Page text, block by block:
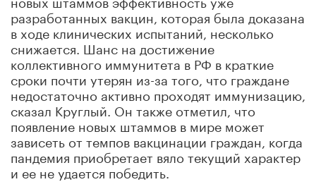
разработанных вакцин, которая была доказана
в ходе клинических испытаний, несколько
снижается. Шанс на достижение
коллективного иммунитета в РФ в краткие
сроки почти утерян из-за того, что граждане
недостаточно активно проходят иммунизацию,
сказал Круглый. Он также отметил, что
появление новых штаммов в мире может
зависеть от темпов вакцинации граждан, когда
пандемия приобретает вяло текущий характер
и ее не удается победить.